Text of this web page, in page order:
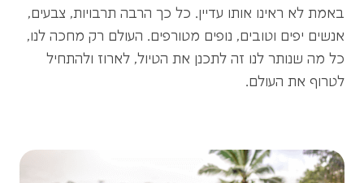
באמת לא ראינו אותו עדיין. כל כך הרבה תרבויות, צבעים,
אנשים יפים וטובים, נופים מטורפים. העולם רק מחכה לנו,
כל מה שנותר לנו זה לתכנן את הטיול, לארוז ולהתחיל
לטרוף את העולם.